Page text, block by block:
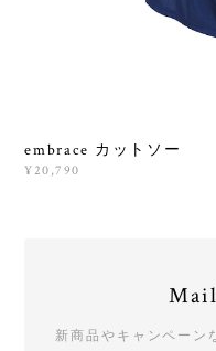
embrace カットソー
¥20,790
新商品やキャンペーン